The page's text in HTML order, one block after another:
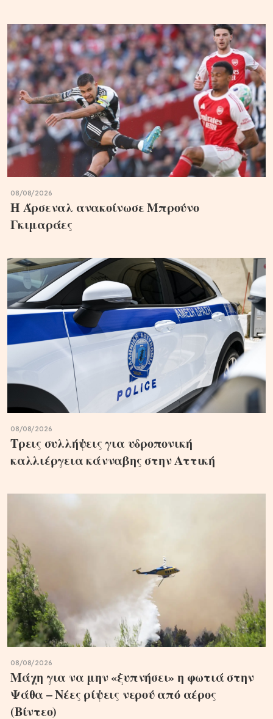
08/08/2026
Η Άρσεναλ ανακοίνωσε Μπρούνο
Γκιμαράες
08/08/2026
Τρεις συλλήψεις για υδροπονική
καλλιέργεια κάνναβης στην Αττική
08/08/2026
Μάχη για να μην «ξυπνήσει» η φωτιά στην
Ψάθα – Νέες ρίψεις νερού από αέρος
(Βίντεο)